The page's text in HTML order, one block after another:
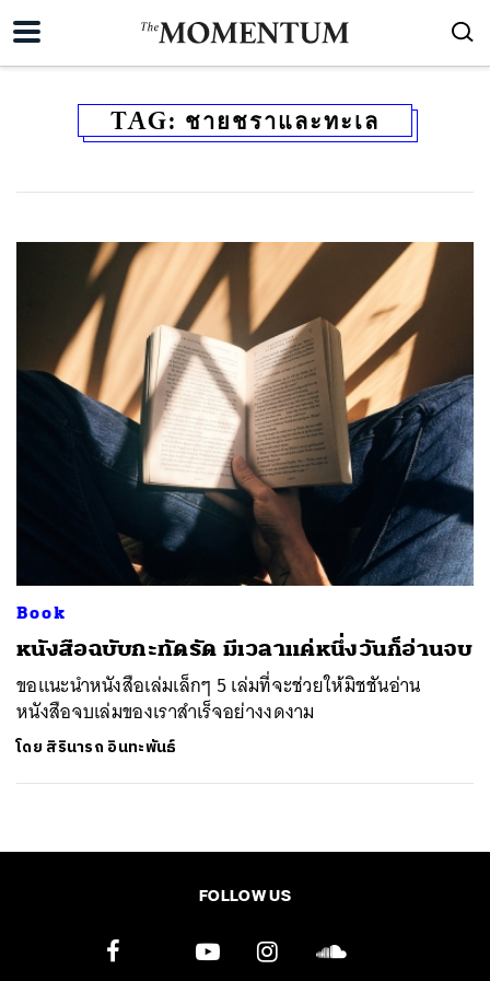
TAG: ชายชราและทะเล
Book
หนังสือฉบับกะทัดรัด มีเวลาแค่หนึ่งวันก็อ่านจบ
ขอแนะนำหนังสือเล่มเล็กๆ 5 เล่มที่จะช่วยให้มิชชันอ่าน
หนังสือจบเล่มของเราสำเร็จอย่างงดงาม
โดย สิรินารถ อินทะพันธ์
FOLLOW US
SHARE TWEET LINE EMAIL